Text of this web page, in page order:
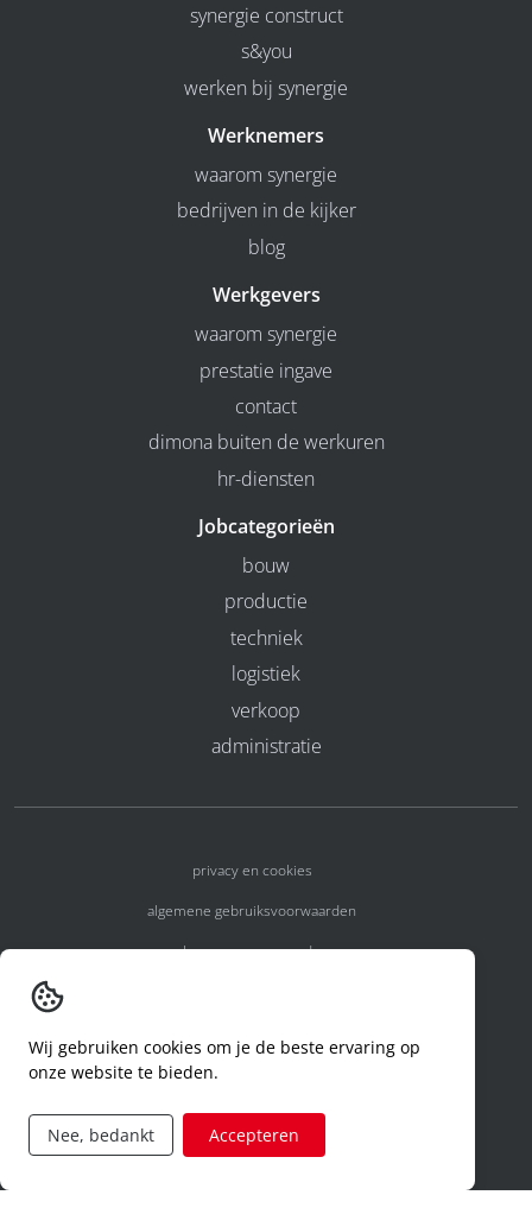
synergie construct
s&you
werken bij synergie
Werknemers
waarom synergie
bedrijven in de kijker
blog
Werkgevers
waarom synergie
prestatie ingave
contact
dimona buiten de werkuren
hr-diensten
Jobcategorieën
bouw
productie
techniek
logistiek
verkoop
administratie
privacy en cookies
algemene gebruiksvoorwaarden
algemene voorwaarden
code of conduct
aanvraag rechten ivm privacy
Wij gebruiken cookies om je de beste ervaring op
onze website te bieden.
Nee, bedankt Accepteren